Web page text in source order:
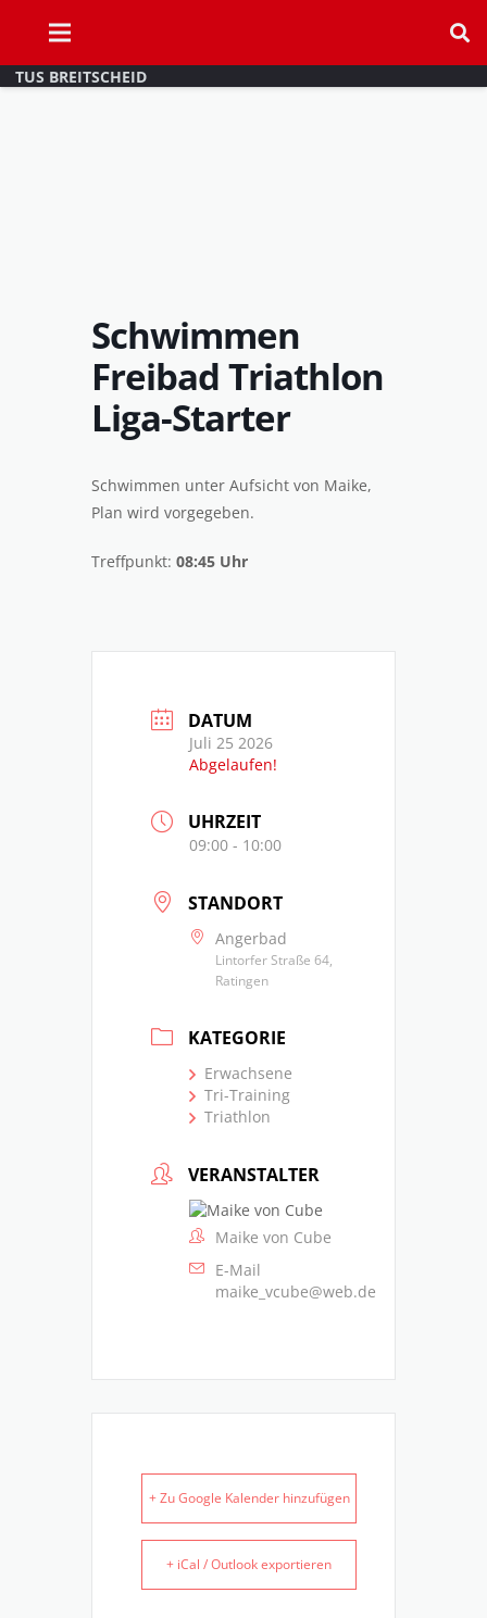
TUS BREITSCHEID
Schwimmen
Freibad Triathlon
Liga-Starter
Schwimmen unter Aufsicht von Maike,
Plan wird vorgegeben.
Treffpunkt: 08:45 Uhr
DATUM
Juli 25 2026
Abgelaufen!
UHRZEIT
09:00 - 10:00
STANDORT
Angerbad
Lintorfer Straße 64,
Ratingen
KATEGORIE
Erwachsene
Tri-Training
Triathlon
VERANSTALTER
Maike von Cube
E-Mail
maike_vcube@web.de
+ Zu Google Kalender hinzufügen
+ iCal / Outlook exportieren